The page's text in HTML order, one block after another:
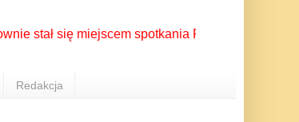
stał się miejscem spotkania Polonii z całego
Redakcja